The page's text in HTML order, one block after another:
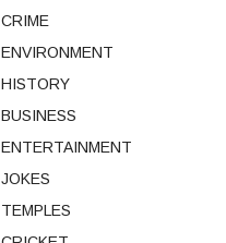
CRIME
ENVIRONMENT
HISTORY
BUSINESS
ENTERTAINMENT
JOKES
TEMPLES